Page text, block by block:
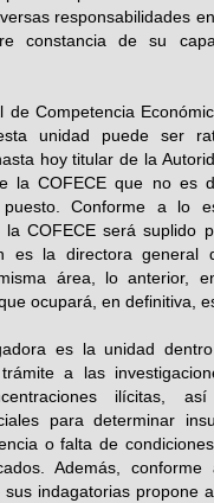
responsabilidades
constancia de su
de Competencia
unidad puede ser
hoy titular de la
la COFECE que no es
Conforme a lo
COFECE será suplido
es la directora general
área, lo anterior,
ocupará, en definitiva,
es la unidad
a las
ilícitas,
para determinar
o falta de
Además, conforme
indagatorias propone